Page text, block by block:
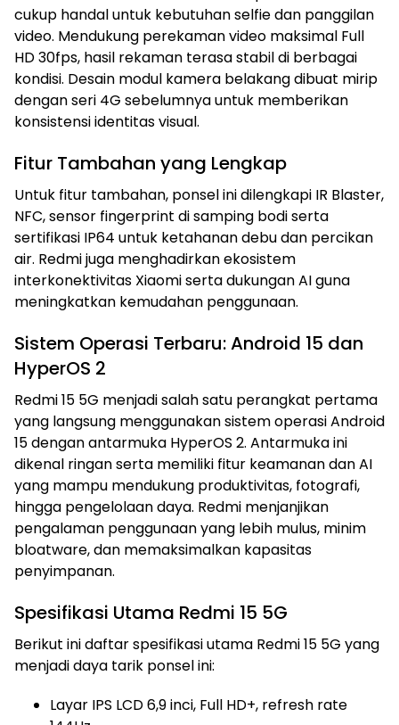
cukup handal untuk kebutuhan selfie dan panggilan
video. Mendukung perekaman video maksimal Full
HD 30fps, hasil rekaman terasa stabil di berbagai
kondisi. Desain modul kamera belakang dibuat mirip
dengan seri 4G sebelumnya untuk memberikan
konsistensi identitas visual.
Fitur Tambahan yang Lengkap
Untuk fitur tambahan, ponsel ini dilengkapi IR Blaster,
NFC, sensor fingerprint di samping bodi serta
sertifikasi IP64 untuk ketahanan debu dan percikan
air. Redmi juga menghadirkan ekosistem
interkonektivitas Xiaomi serta dukungan AI guna
meningkatkan kemudahan penggunaan.
Sistem Operasi Terbaru: Android 15 dan
HyperOS 2
Redmi 15 5G menjadi salah satu perangkat pertama
yang langsung menggunakan sistem operasi Android
15 dengan antarmuka HyperOS 2. Antarmuka ini
dikenal ringan serta memiliki fitur keamanan dan AI
yang mampu mendukung produktivitas, fotografi,
hingga pengelolaan daya. Redmi menjanjikan
pengalaman penggunaan yang lebih mulus, minim
bloatware, dan memaksimalkan kapasitas
penyimpanan.
Spesifikasi Utama Redmi 15 5G
Berikut ini daftar spesifikasi utama Redmi 15 5G yang
menjadi daya tarik ponsel ini:
Layar IPS LCD 6,9 inci, Full HD+, refresh rate